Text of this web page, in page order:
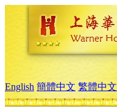
English 簡體中文 繁體中文